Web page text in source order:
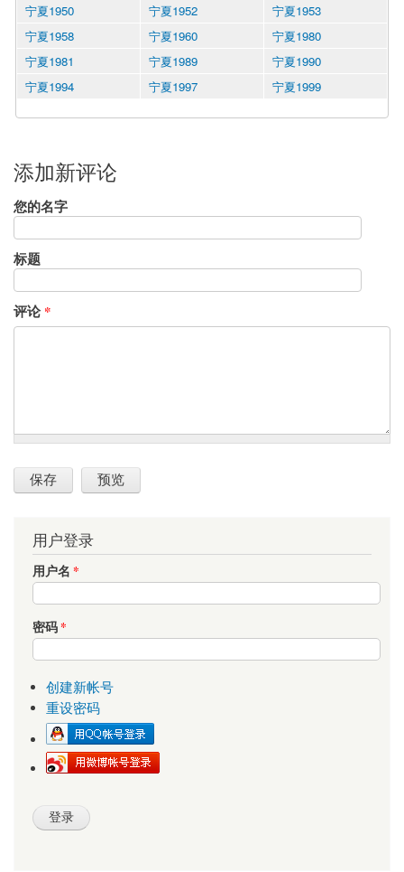
宁夏1950
宁夏1952
宁夏1953
宁夏1958
宁夏1960
宁夏1980
宁夏1981
宁夏1989
宁夏1990
宁夏1994
宁夏1997 宁夏1999
添加新评论
您的名字
标题
评论*
用户登录
用户名 *
密码*
创建新帐号
重设密码